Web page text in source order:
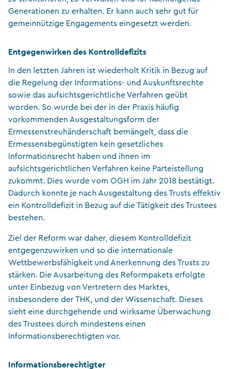
Generationen zu erhalten. Er kann auch sehr gut für
gemeinnützige Engagements eingesetzt werden.
Entgegenwirken des Kontrolldefizits
In den letzten Jahren ist wiederholt Kritik in Bezug auf
die Regelung der Informations- und Auskunftsrechte
sowie das aufsichtsgerichtliche Verfahren geübt
worden. So wurde bei der in der Praxis häufig
vorkommenden Ausgestaltungsform der
Ermessenstreuhänderschaft bemängelt, dass die
Ermessensbegünstigten kein gesetzliches
Informationsrecht haben und ihnen im
aufsichtsgerichtlichen Verfahren keine Parteistellung
zukommt. Dies wurde vom OGH im Jahr 2018 bestätigt.
Dadurch konnte je nach Ausgestaltung des Trusts effektiv
ein Kontrolldefizit in Bezug auf die Tätigkeit des Trustees
bestehen.
Ziel der Reform war daher, diesem Kontrolldefizit
entgegenzuwirken und so die internationale
Wettbewerbsfähigkeit und Anerkennung des Trusts zu
stärken. Die Ausarbeitung des Reformpakets erfolgte
unter Einbezug von Vertretern des Marktes,
insbesondere der THK, und der Wissenschaft. Dieses
sieht eine durchgehende und wirksame Überwachung
des Trustees durch mindestens einen
Informationsberechtigten vor.
Informationsberechtigter